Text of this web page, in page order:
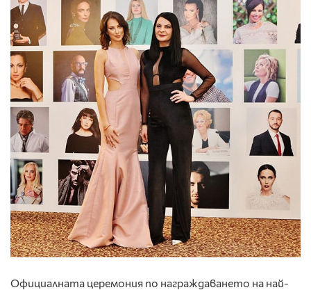
Официалната церемония по награждаването на най-